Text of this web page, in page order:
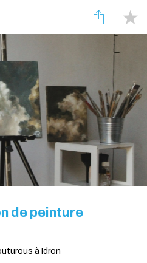
de peinture
à Idron